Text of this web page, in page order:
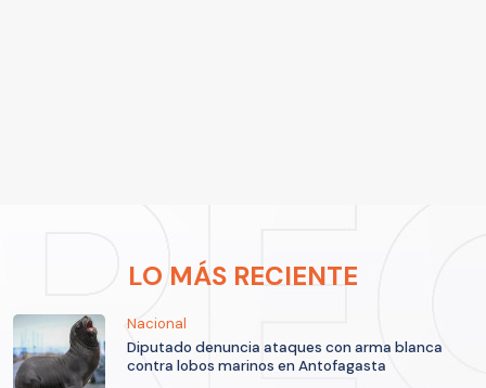
LO MÁS RECIENTE
Nacional
Diputado denuncia ataques con arma blanca
contra lobos marinos en Antofagasta